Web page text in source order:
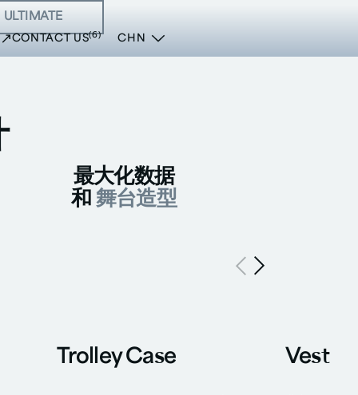
CONTACT US(6) CHN
大按钮
ULTIMATE
最大化数据
和 舞台造型
Trolley Case Vest